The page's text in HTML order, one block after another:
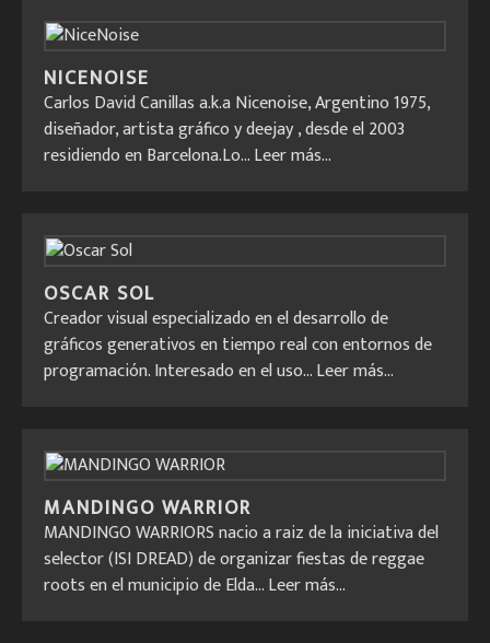
NICENOISE
Carlos David Canillas a.k.a Nicenoise, Argentino 1975,
diseñador, artista gráfico y deejay , desde el 2003
residiendo en Barcelona.Lo...Leer más...
OSCAR SOL
Creador visual especializado en el desarrollo de
gráficos generativos en tiempo real con entornos de
programación. Interesado en el uso...Leer más...
MANDINGO WARRIOR
MANDINGO WARRIORS nacio a raiz de la iniciativa del
selector (ISI DREAD) de organizar fiestas de reggae
roots en el municipio de Elda...Leer más...